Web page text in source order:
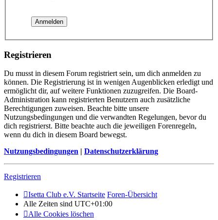
Registrieren
Du musst in diesem Forum registriert sein, um dich anmelden zu
können. Die Registrierung ist in wenigen Augenblicken erledigt und
ermöglicht dir, auf weitere Funktionen zuzugreifen. Die Board-
Administration kann registrierten Benutzern auch zusätzliche
Berechtigungen zuweisen. Beachte bitte unsere
Nutzungsbedingungen und die verwandten Regelungen, bevor du
dich registrierst. Bitte beachte auch die jeweiligen Forenregeln,
wenn du dich in diesem Board bewegst.
Nutzungsbedingungen | Datenschutzerklärung
Registrieren
Isetta Club e.V. Startseite Foren-Übersicht
Alle Zeiten sind UTC+01:00
Alle Cookies löschen